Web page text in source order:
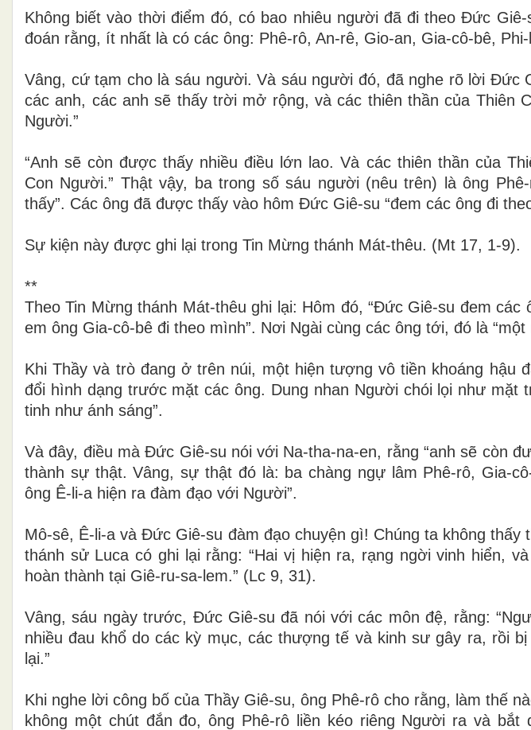
Không biết vào thời điểm đó, có bao nhiêu người đã đi theo Đức
đoán rằng, ít nhất là có các ông: Phê-rô, An-rê, Gio-an, Gia-cô-bê,
Vâng, cứ tạm cho là sáu người. Và sáu người đó, đã nghe rõ lời Đức
các anh, các anh sẽ thấy trời mở rộng, và các thiên thần của Thiên
Người.”
“Anh sẽ còn được thấy nhiều điều lớn lao. Và các thiên thần của
Con Người.” Thật vậy, ba trong số sáu người (nêu trên) là ông
thấy”. Các ông đã được thấy vào hôm Đức Giê-su “đem các ông đi
Sự kiện này được ghi lại trong Tin Mừng thánh Mát-thêu. (Mt 17, 1-9).
**
Theo Tin Mừng thánh Mát-thêu ghi lại: Hôm đó, “Đức Giê-su đem các
em ông Gia-cô-bê đi theo mình”. Nơi Ngài cùng các ông tới, đó là “một
Khi Thầy và trò đang ở trên núi, một hiện tượng vô tiền khoáng hậu
đổi hình dạng trước mặt các ông. Dung nhan Người chói lọi như mặt
tinh như ánh sáng”.
Và đây, điều mà Đức Giê-su nói với Na-tha-na-en, rằng “anh sẽ còn
thành sự thật. Vâng, sự thật đó là: ba chàng ngự lâm Phê-rô, Gia-
ông Ê-li-a hiện ra đàm đạo với Người”.
Mô-sê, Ê-li-a và Đức Giê-su đàm đạo chuyện gì! Chúng ta không
thánh sử Luca có ghi lại rằng: “Hai vị hiện ra, rạng ngời vinh hiển,
hoàn thành tại Giê-ru-sa-lem.” (Lc 9, 31).
Vâng, sáu ngày trước, Đức Giê-su đã nói với các môn đệ, rằng:
nhiều đau khổ do các kỳ mục, các thượng tế và kinh sư gây ra, rồi
lại.”
Khi nghe lời công bố của Thầy Giê-su, ông Phê-rô cho rằng, làm thế
không một chút đắn đo, ông Phê-rô liền kéo riêng Người ra và bắt